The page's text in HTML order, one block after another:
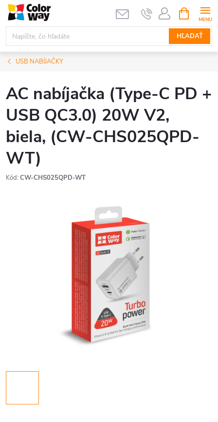
Prejsť
obsah
HĽADAŤ
KOŠÍK
USB NABÍJAČKY
AC nabíjačka (Type-C PD +
USB QC3.0) 20W V2,
biela, (CW-CHS025QPD-
WT)
Kód: CW-CHS025QPD-WT